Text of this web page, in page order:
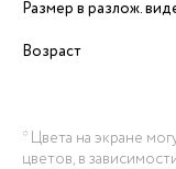
Размер в разлож.
Возраст
* Цвета на экране
цветов, в